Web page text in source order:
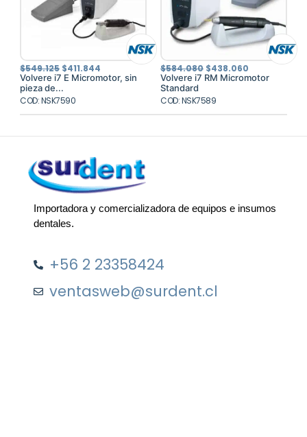
$549.125 El
precio
original
era:
$549.125.
$411.844
precio
actual
Volvere i7 E Micromotor, sin
pieza de...
COD: NSK7590
$584.080 El
precio
original
$584.080.
$438.060
precio
actual
Volvere i7 RM Micromotor
Standard
COD: NSK7589
Importadora y comercializadora de equipos e insumos
dentales.
+56 2 23358424
ventasweb@surdent.cl